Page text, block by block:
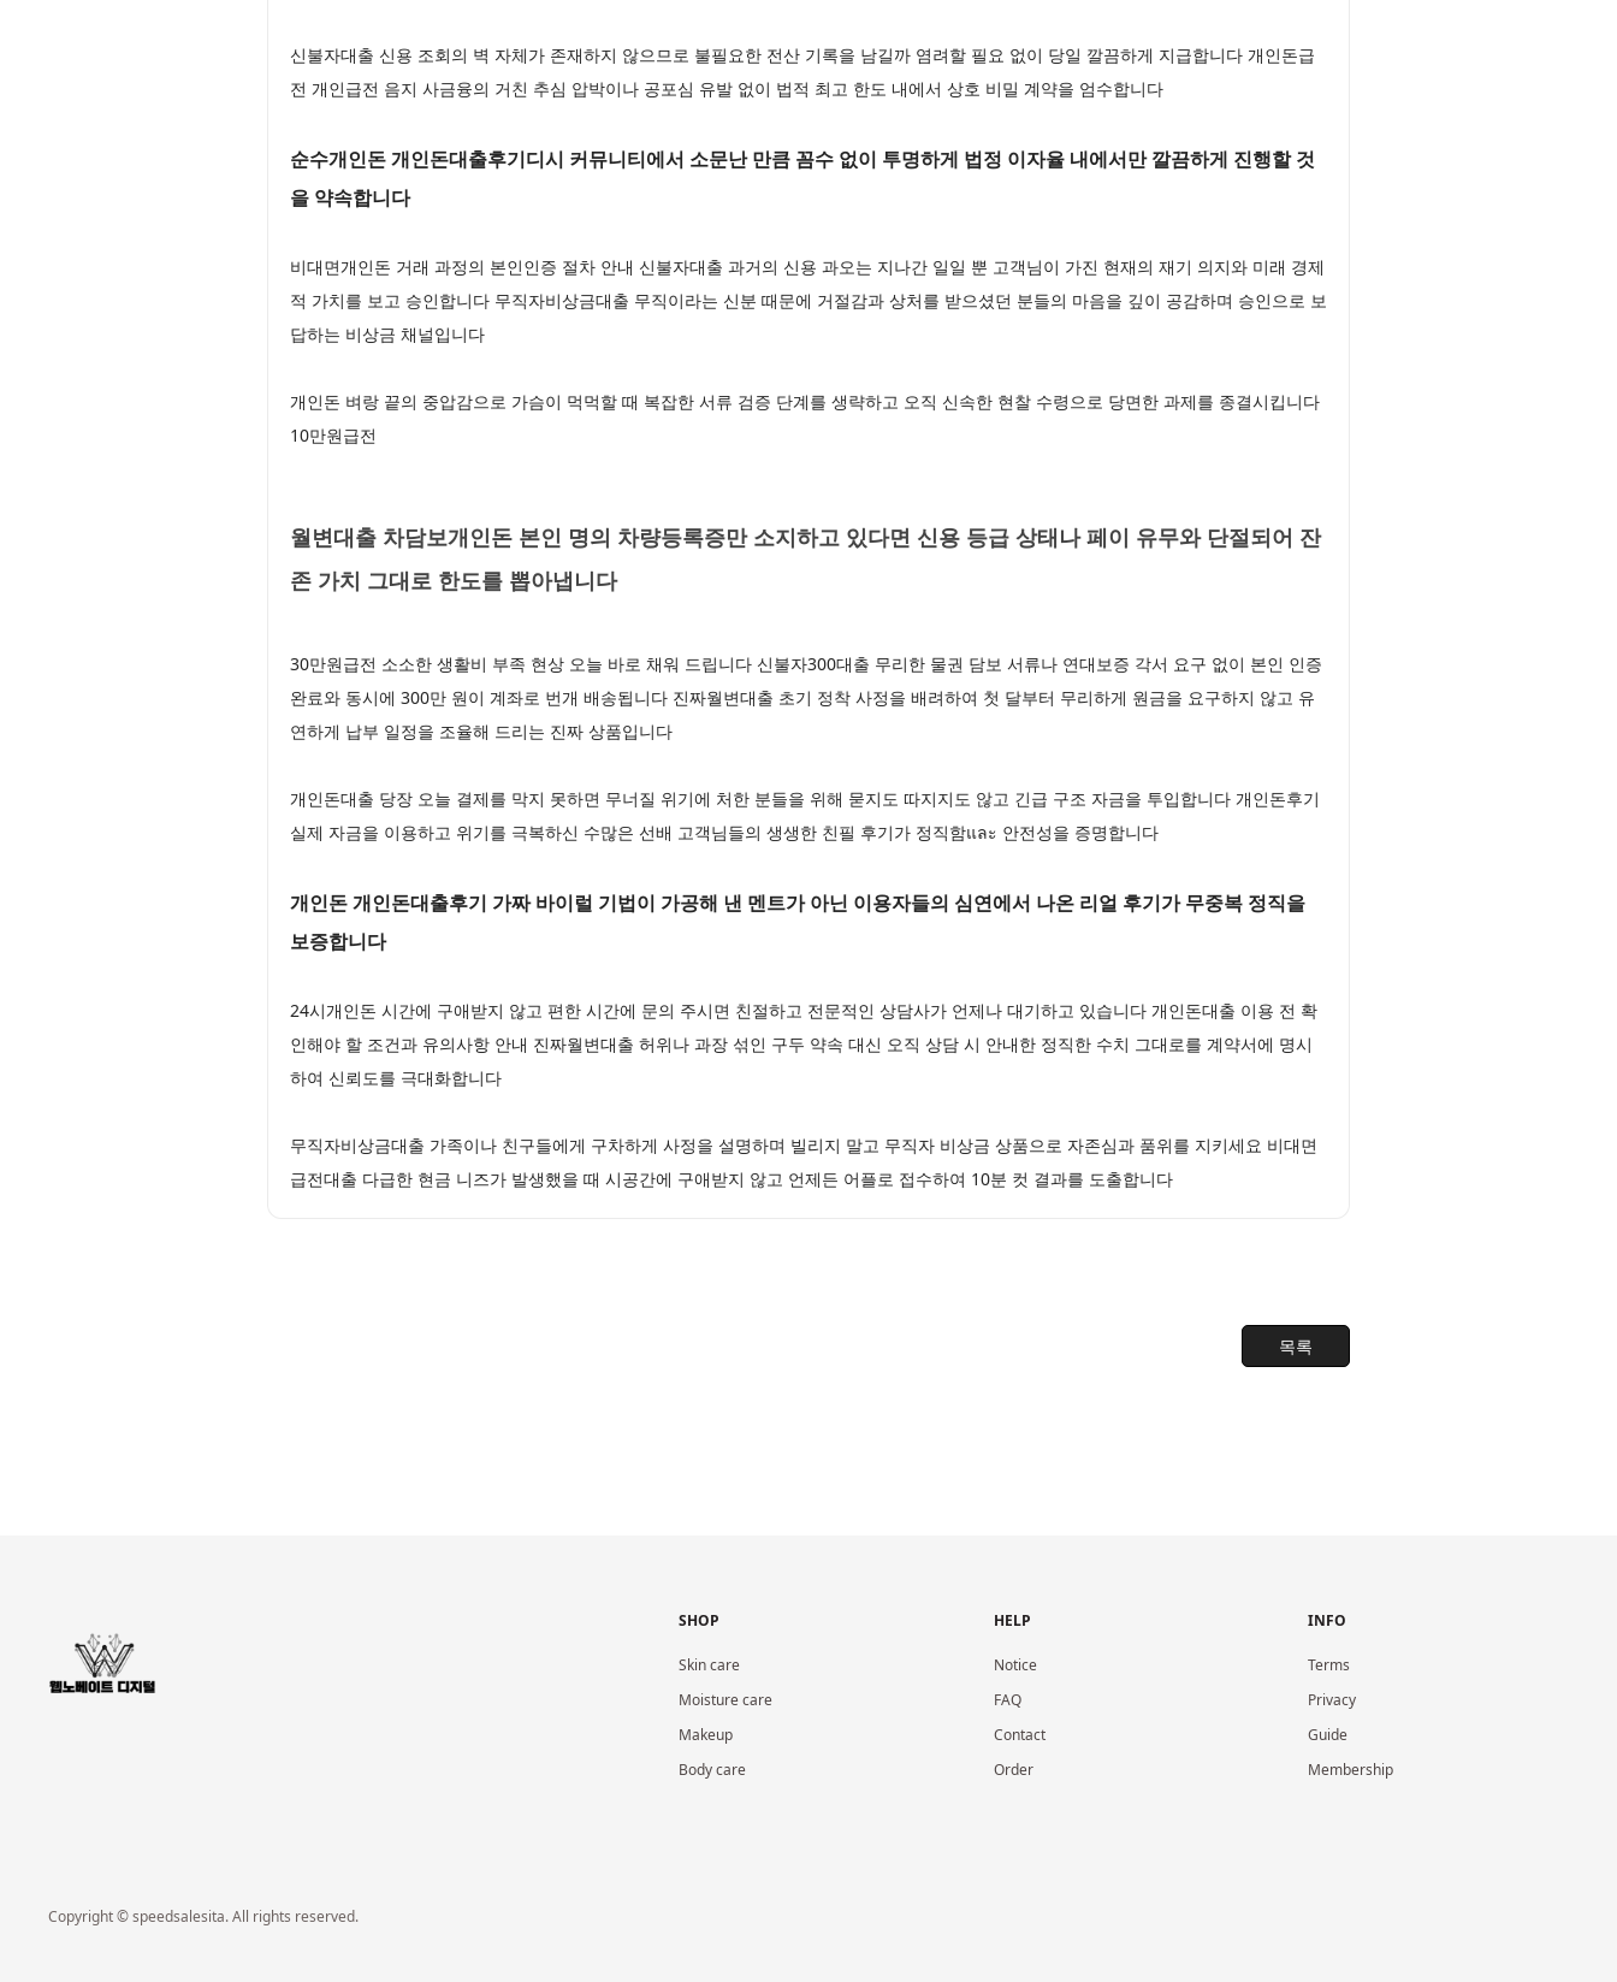
신불자대출 신용 조회의 벽 자체가 존재하지 않으므로 불필요한 전산 기록을 남길까 염려할 필요 없이 당일 깔끔하게 지급합니다 개인돈급
전 개인급전 음지 사금융의 거친 추심 압박이나 공포심 유발 없이 법적 최고 한도 내에서 상호 비밀 계약을 엄수합니다
순수개인돈 개인돈대출후기디시 커뮤니티에서 소문난 만큼 꼼수 없이 투명하게 법정 이자율 내에서만 깔끔하게 진행할 것
을 약속합니다
비대면개인돈 거래 과정의 본인인증 절차 안내 신불자대출 과거의 신용 과오는 지나간 일일 뿐 고객님이 가진 현재의 재기 의지와 미래 경제
적 가치를 보고 승인합니다 무직자비상금대출 무직이라는 신분 때문에 거절감과 상처를 받으셨던 분들의 마음을 깊이 공감하며 승인으로 보
답하는 비상금 채널입니다
개인돈 벼랑 끝의 중압감으로 가슴이 먹먹할 때 복잡한 서류 검증 단계를 생략하고 오직 신속한 현찰 수령으로 당면한 과제를 종결시킵니다
10만원급전
월변대출 차담보개인돈 본인 명의 차량등록증만 소지하고 있다면 신용 등급 상태나 페이 유무와 단절되어 잔
존 가치 그대로 한도를 뽑아냅니다
30만원급전 소소한 생활비 부족 현상 오늘 바로 채워 드립니다 신불자300대출 무리한 물권 담보 서류나 연대보증 각서 요구 없이 본인 인증
완료와 동시에 300만 원이 계좌로 번개 배송됩니다 진짜월변대출 초기 정착 사정을 배려하여 첫 달부터 무리하게 원금을 요구하지 않고 유
연하게 납부 일정을 조율해 드리는 진짜 상품입니다
개인돈대출 당장 오늘 결제를 막지 못하면 무너질 위기에 처한 분들을 위해 묻지도 따지지도 않고 긴급 구조 자금을 투입합니다 개인돈후기
실제 자금을 이용하고 위기를 극복하신 수많은 선배 고객님들의 생생한 친필 후기가 정직함และ 안전성을 증명합니다
개인돈 개인돈대출후기 가짜 바이럴 기법이 가공해 낸 멘트가 아닌 이용자들의 심연에서 나온 리얼 후기가 무중복 정직을
보증합니다
24시개인돈 시간에 구애받지 않고 편한 시간에 문의 주시면 친절하고 전문적인 상담사가 언제나 대기하고 있습니다 개인돈대출 이용 전 확
인해야 할 조건과 유의사항 안내 진짜월변대출 허위나 과장 섞인 구두 약속 대신 오직 상담 시 안내한 정직한 수치 그대로를 계약서에 명시
하여 신뢰도를 극대화합니다
무직자비상금대출 가족이나 친구들에게 구차하게 사정을 설명하며 빌리지 말고 무직자 비상금 상품으로 자존심과 품위를 지키세요 비대면
급전대출 다급한 현금 니즈가 발생했을 때 시공간에 구애받지 않고 언제든 어플로 접수하여 10분 컷 결과를 도출합니다
목록
SHOP
Skin care
Moisture care
Makeup
Body care
HELP
Notice
FAQ
Contact
Order
INFO
Terms
Privacy
Guide
Membership
Copyright © speedsalesita. All rights reserved.